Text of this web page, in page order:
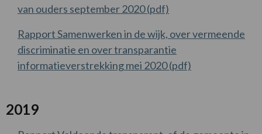
van ouders september 2020 (pdf)
Rapport Samenwerken in de wijk, over vermeende
discriminatie en over transparantie
informatieverstrekking mei 2020 (pdf)
2019